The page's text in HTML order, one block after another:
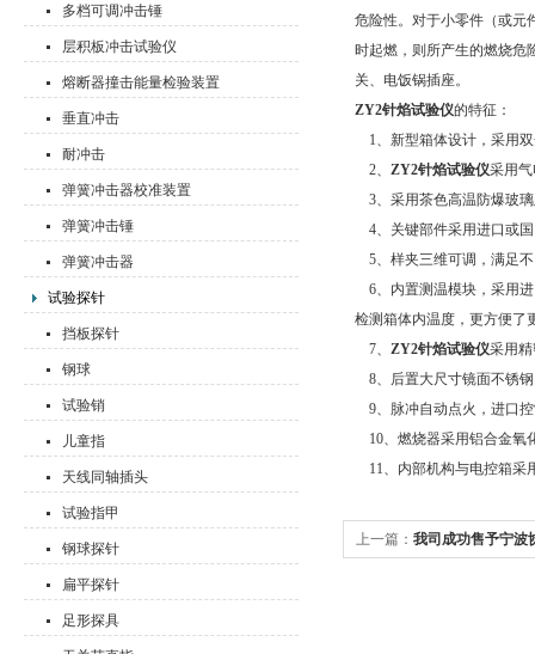
多档可调冲击锤
层积板冲击试验仪
熔断器撞击能量检验装置
垂直冲击
耐冲击
弹簧冲击器校准装置
弹簧冲击锤
弹簧冲击器
试验探针
挡板探针
钢球
试验销
儿童指
天线同轴插头
试验指甲
钢球探针
扁平探针
足形探具
危险性。对于小零件（或元
时起燃，则所产生的燃烧危
关、电饭锅插座。
ZY2针焰试验仪的特征：
1、新型箱体设计，采用
2、 ZY2针焰试验仪采用
3、采用茶色高温防爆玻
4、关键部件采用进口或
5、样夹三维可调，满足
6、内置测温模块，采用
检测箱体内温度，更方便了
7、 ZY2针焰试验仪采用
8、后置大尺寸镜面不锈
9、脉冲自动点火，进口
10、燃烧器采用铝合金氧
11、内部机构与电控箱采
上一篇： 我司成功售予宁波